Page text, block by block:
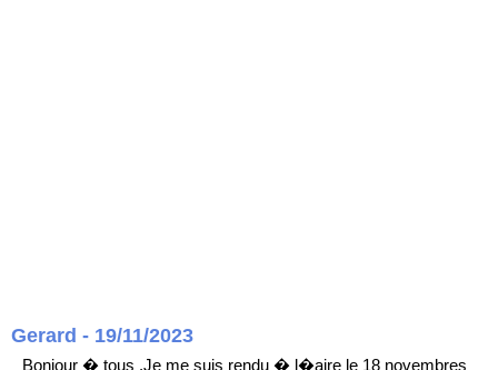
Gerard - 19/11/2023
Bonjour � tous .Je me suis rendu � l�aire le 18 novembres